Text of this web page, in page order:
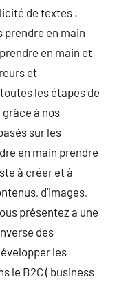
de textes .
prendre en main
en main et
et
les étapes de
grâce à nos
sur les
en main prendre
à créer et à
d’images,
présentez a une
des
les
le B2C ( business